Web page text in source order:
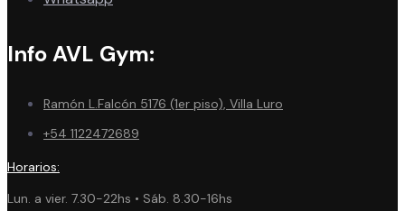
Info AVL Gym:
Ramón L.Falcón 5176 (1er piso), Villa Luro
+54 1122472689
Horarios:
Lun. a vier. 7.30-22hs • Sáb. 8.30-16hs